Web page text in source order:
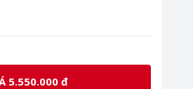
5.550.000 đ